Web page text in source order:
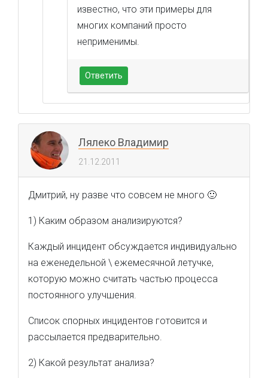
известно, что эти примеры для
многих компаний просто
неприменимы.
Ответить
Лялеко Владимир
21.12.2011
Дмитрий, ну разве что совсем не много 🙂
1) Каким образом анализируются?
Каждый инцидент обсуждается индивидуально
на еженедельной \ ежемесячной летучке,
которую можно считать частью процесса
постоянного улучшения.
Список спорных инцидентов готовится и
рассылается предварительно.
2) Какой результат анализа?